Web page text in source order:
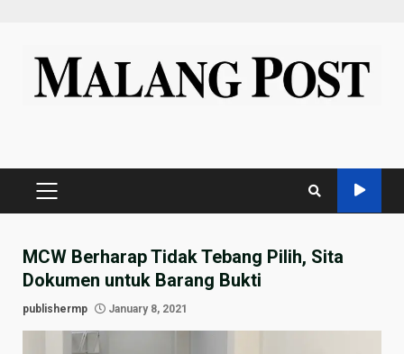
content
PRIMARY
MCW Berharap Tidak Tebang Pilih, Sita
Dokumen untuk Barang Bukti
publishermp January 8, 2021